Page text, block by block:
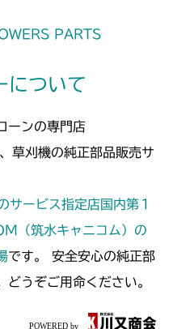
フター
シフター
内)
ケース
PARTS
について
ーンの専門店
草刈機の純正部品販売サ
ービス指定店国内第１
（筑水キャニコム）の
です。 安全安心の純正部
うぞご用命ください。